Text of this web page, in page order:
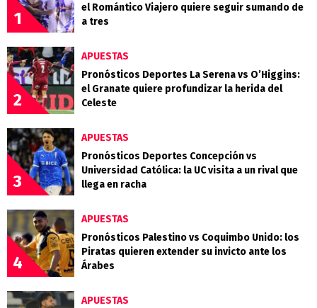
1
el Romántico Viajero quiere seguir sumando de
a tres
2
APUESTAS
Pronósticos Deportes La Serena vs O’Higgins:
el Granate quiere profundizar la herida del
Celeste
3
APUESTAS
Pronósticos Deportes Concepción vs
Universidad Católica: la UC visita a un rival que
llega en racha
4
APUESTAS
Pronósticos Palestino vs Coquimbo Unido: los
Piratas quieren extender su invicto ante los
Árabes
APUESTAS